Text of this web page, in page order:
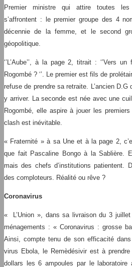
Premier ministre qui attire toutes les
s’affrontent : le premier groupe des 4
décennie de la femme, et le second
géopolitique.
‘’L’Aube’’, à la page 2, titrait : ‘’Vers
Rogombé ? ‘’. Le premier est fils de
refuse de prendre sa retraite. L’ancien
y arriver. La seconde est née avec une
Rogombé, elle aspire à jouer les
clash est inévitable.
« Fraternité » à sa Une et à la page 2,
que fait Pascaline Bongo à la Sablière.
mais des chefs d’institutions patientent.
des comploteurs. Réalité ou rêve ?
Coronavirus
« L’Union », dans sa livraison du 3
ménagements : « Coronavirus : grosse
Ainsi, compte tenu de son efficacité
virus Ebola, le Remèdésivir est à
dollars les 6 ampoules par le laboratoire